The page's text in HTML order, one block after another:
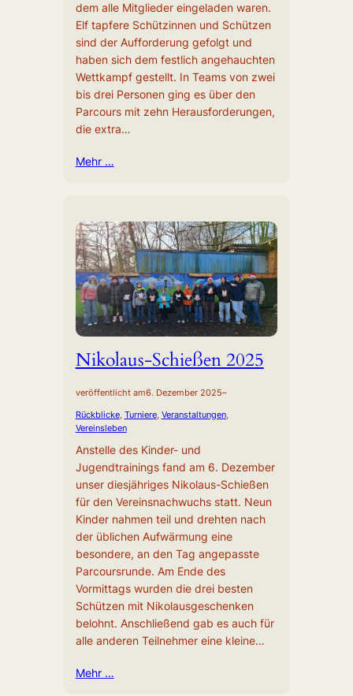
dem alle Mitglieder eingeladen waren.
Elf tapfere Schützinnen und Schützen
sind der Aufforderung gefolgt und
haben sich dem festlich angehauchten
Wettkampf gestellt. In Teams von zwei
bis drei Personen ging es über den
Parcours mit zehn Herausforderungen,
die extra…
Mehr …
Nikolaus-Schießen 2025
veröffentlicht am6. Dezember 2025–
Rückblicke, Turniere, Veranstaltungen ,
Vereinsleben
Anstelle des Kinder- und
Jugendtrainings fand am 6. Dezember
unser diesjähriges Nikolaus-Schießen
für den Vereinsnachwuchs statt. Neun
Kinder nahmen teil und drehten nach
der üblichen Aufwärmung eine
besondere, an den Tag angepasste
Parcoursrunde. Am Ende des
Vormittags wurden die drei besten
Schützen mit Nikolausgeschenken
belohnt. Anschließend gab es auch für
alle anderen Teilnehmer eine kleine…
Mehr …